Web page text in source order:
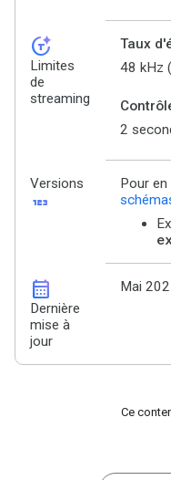
token_auto
Limites
de
streaming
Taux
48 kHz
2
Versions
123
Pour
calendar_month
Dernière
mise à
jour
Mai
Ce